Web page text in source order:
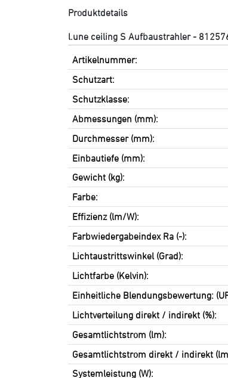
Produktdetails
l.une ceiling S Aufbaustrahler -
Artikelnummer:
Schutzart:
Schutzklasse:
Abmessungen (mm):
Durchmesser (mm):
Einbautiefe (mm):
Gewicht (kg):
Farbe:
Effizienz (lm/W):
Farbwiedergabeindex Ra (-):
Lichtaustrittswinkel (Grad):
Lichtfarbe (Kelvin):
Einheitliche Blendungsbewertung:
Lichtverteilung direkt / indirekt (%):
Gesamtlichtstrom (lm):
Gesamtlichtstrom direkt / indirekt
Systemleistung (W):